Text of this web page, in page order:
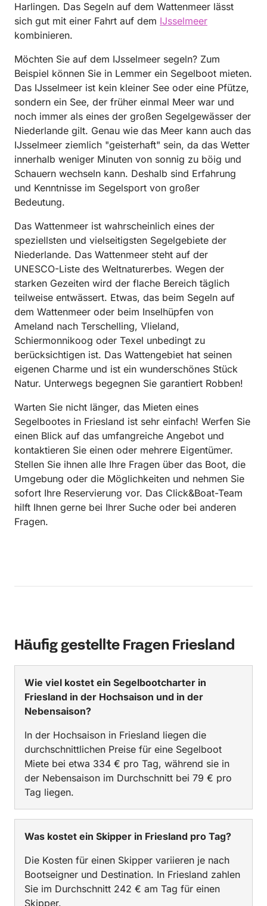
Harlingen. Das Segeln auf dem Wattenmeer lässt
sich gut mit einer Fahrt auf dem IJsselmeer
kombinieren.
Möchten Sie auf dem IJsselmeer segeln? Zum
Beispiel können Sie in Lemmer ein Segelboot mieten.
Das IJsselmeer ist kein kleiner See oder eine Pfütze,
sondern ein See, der früher einmal Meer war und
noch immer als eines der großen Segelgewässer der
Niederlande gilt. Genau wie das Meer kann auch das
IJsselmeer ziemlich "geisterhaft" sein, da das Wetter
innerhalb weniger Minuten von sonnig zu böig und
Schauern wechseln kann. Deshalb sind Erfahrung
und Kenntnisse im Segelsport von großer
Bedeutung.
Das Wattenmeer ist wahrscheinlich eines der
speziellsten und vielseitigsten Segelgebiete der
Niederlande. Das Wattenmeer steht auf der
UNESCO-Liste des Weltnaturerbes. Wegen der
starken Gezeiten wird der flache Bereich täglich
teilweise entwässert. Etwas, das beim Segeln auf
dem Wattenmeer oder beim Inselhüpfen von
Ameland nach Terschelling, Vlieland,
Schiermonnikoog oder Texel unbedingt zu
berücksichtigen ist. Das Wattengebiet hat seinen
eigenen Charme und ist ein wunderschönes Stück
Natur. Unterwegs begegnen Sie garantiert Robben!
Warten Sie nicht länger, das Mieten eines
Segelbootes in Friesland ist sehr einfach! Werfen Sie
einen Blick auf das umfangreiche Angebot und
kontaktieren Sie einen oder mehrere Eigentümer.
Stellen Sie ihnen alle Ihre Fragen über das Boot, die
Umgebung oder die Möglichkeiten und nehmen Sie
sofort Ihre Reservierung vor. Das Click&Boat-Team
hilft Ihnen gerne bei Ihrer Suche oder bei anderen
Fragen.
Häufig gestellte Fragen Friesland
Wie viel kostet ein Segelbootcharter in
Friesland in der Hochsaison und in der
Nebensaison?
In der Hochsaison in Friesland liegen die
durchschnittlichen Preise für eine Segelboot
Miete bei etwa 334 € pro Tag, während sie in
der Nebensaison im Durchschnitt bei 79 € pro
Tag liegen.
Was kostet ein Skipper in Friesland pro Tag?
Die Kosten für einen Skipper variieren je nach
Bootseigner und Destination. In Friesland zahlen
Sie im Durchschnitt 242 € am Tag für einen
Skipper.